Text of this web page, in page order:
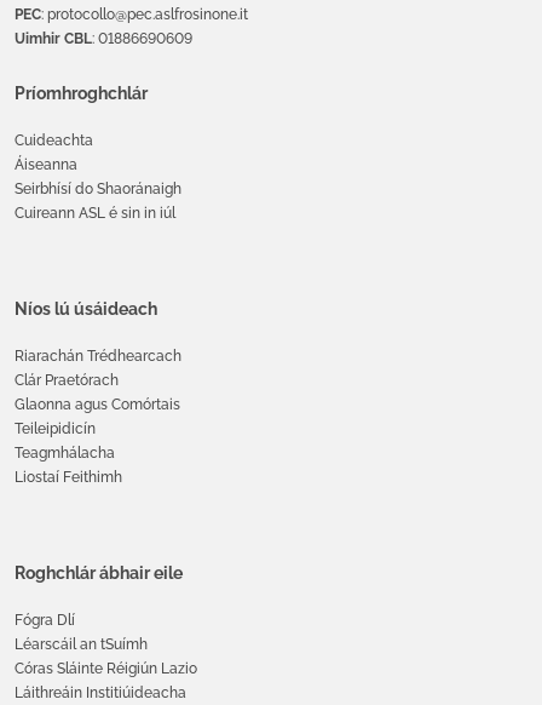
PEC: protocollo@pec.aslfrosinone.it
Uimhir CBL: 01886690609
Príomhroghchlár
Cuideachta
Áiseanna
Seirbhísí do Shaoránaigh
Cuireann ASL é sin in iúl
Níos lú úsáideach
Riarachán Trédhearcach
Clár Praetórach
Glaonna agus Comórtais
Teileipidicín
Teagmhálacha
Liostaí Feithimh
Roghchlár ábhair eile
Fógra Dlí
Léarscáil an tSuímh
Córas Sláinte Réigiún Lazio
Láithreáin Institiúideacha